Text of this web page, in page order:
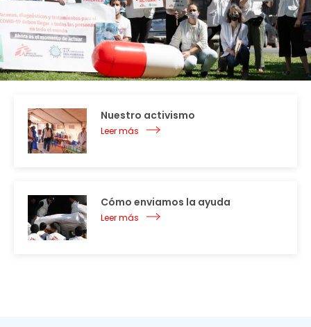
Nuestro activismo
Leer más
Cómo enviamos la ayuda
Leer más